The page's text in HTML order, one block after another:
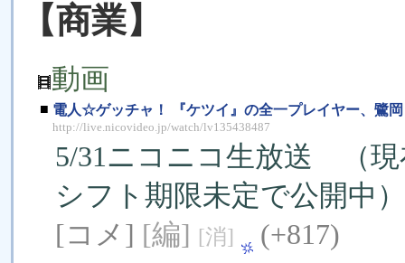
【商業】
動画
■ 電人☆ゲッチャ！ 『ケツイ』の全一プレイヤー、鷺
http://live.nicovideo.jp/watch/lv135438487
5/31ニコニコ生放送 （
シフト期限未定で公開中）
[コメ] [編] [消] (+817)